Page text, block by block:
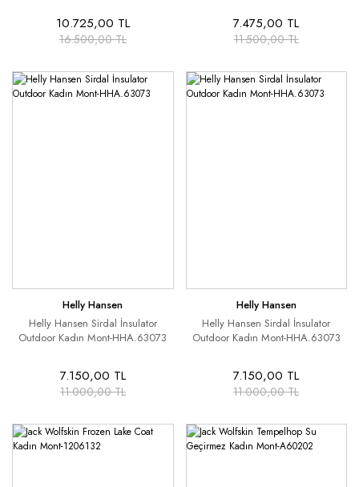
10.725,00 TL
16.500,00 TL
7.475,00 TL
11.500,00 TL
Helly Hansen
Helly Hansen Sirdal İnsulator
Outdoor Kadın Mont-HHA.63073
7.150,00 TL
11.000,00 TL
Helly Hansen
Helly Hansen Sirdal İnsulator
Outdoor Kadın Mont-HHA.63073
7.150,00 TL
11.000,00 TL